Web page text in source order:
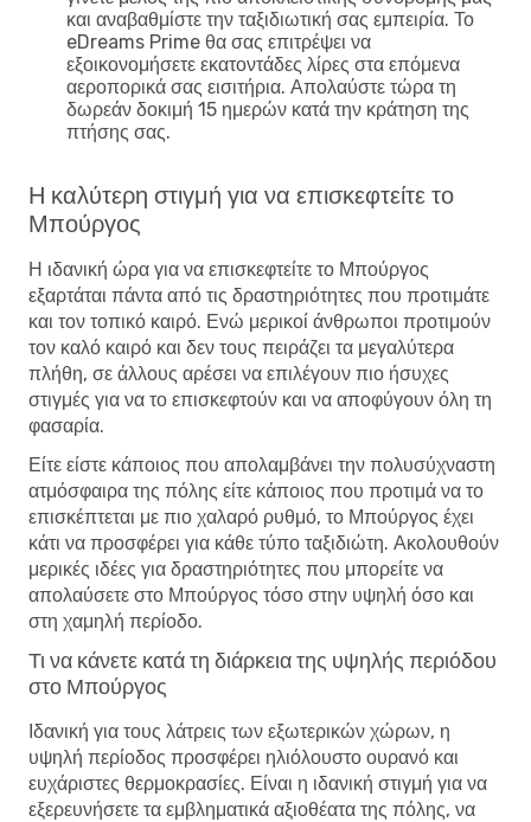
και αναβαθμίστε την ταξιδιωτική σας εμπειρία. Το
eDreams Prime θα σας επιτρέψει να
εξοικονομήσετε εκατοντάδες λίρες στα επόμενα
αεροπορικά σας εισιτήρια. Απολαύστε τώρα τη
δωρεάν δοκιμή 15 ημερών κατά την κράτηση της
πτήσης σας.
Η καλύτερη στιγμή για να επισκεφτείτε το
Μπούργος
Η ιδανική ώρα για να επισκεφτείτε το Μπούργος
εξαρτάται πάντα από τις δραστηριότητες που προτιμάτε
και τον τοπικό καιρό. Ενώ μερικοί άνθρωποι προτιμούν
τον καλό καιρό και δεν τους πειράζει τα μεγαλύτερα
πλήθη, σε άλλους αρέσει να επιλέγουν πιο ήσυχες
στιγμές για να το επισκεφτούν και να αποφύγουν όλη τη
φασαρία.
Είτε είστε κάποιος που απολαμβάνει την πολυσύχναστη
ατμόσφαιρα της πόλης είτε κάποιος που προτιμά να το
επισκέπτεται με πιο χαλαρό ρυθμό, το Μπούργος έχει
κάτι να προσφέρει για κάθε τύπο ταξιδιώτη. Ακολουθούν
μερικές ιδέες για δραστηριότητες που μπορείτε να
απολαύσετε στο Μπούργος τόσο στην υψηλή όσο και
στη χαμηλή περίοδο.
Τι να κάνετε κατά τη διάρκεια της υψηλής περιόδου
στο Μπούργος
Ιδανική για τους λάτρεις των εξωτερικών χώρων, η
υψηλή περίοδος προσφέρει ηλιόλουστο ουρανό και
ευχάριστες θερμοκρασίες. Είναι η ιδανική στιγμή για να
εξερευνήσετε τα εμβληματικά αξιοθέατα της πόλης, να